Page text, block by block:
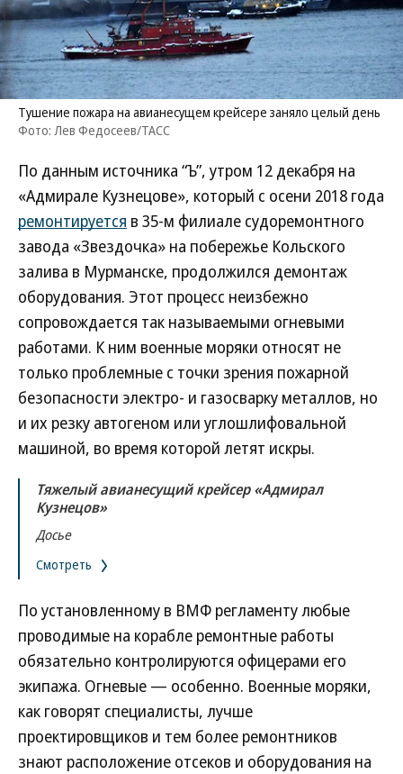
Тушение пожара на авианесущем крейсере заняло целый день
Фото: Лев Федосеев/ТАСС
По данным источника “Ъ”, утром 12 декабря на
«Адмирале Кузнецове», который с осени 2018 года
ремонтируется в 35-м филиале судоремонтного
завода «Звездочка» на побережье Кольского
залива в Мурманске, продолжился демонтаж
оборудования. Этот процесс неизбежно
сопровождается так называемыми огневыми
работами. К ним военные моряки относят не
только проблемные с точки зрения пожарной
безопасности электро- и газосварку металлов, но
и их резку автогеном или углошлифовальной
машиной, во время которой летят искры.
Тяжелый авианесущий крейсер «Адмирал
Кузнецов»
Досье
Смотреть
По установленному в ВМФ регламенту любые
проводимые на корабле ремонтные работы
обязательно контролируются офицерами его
экипажа. Огневые — особенно. Военные моряки,
как говорят специалисты, лучше
проектировщиков и тем более ремонтников
знают расположение отсеков и оборудования на